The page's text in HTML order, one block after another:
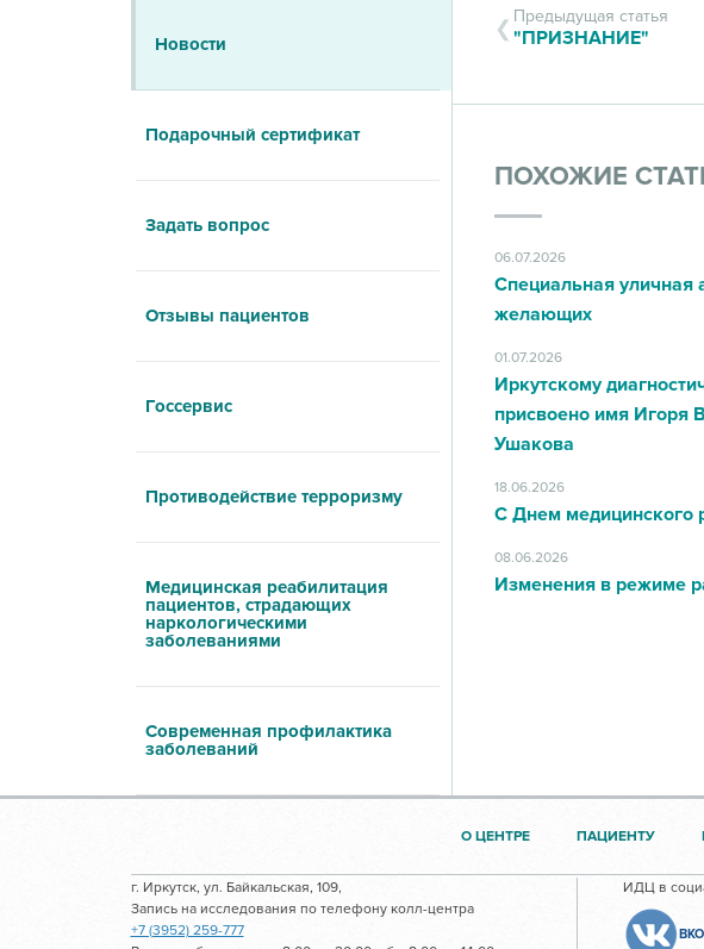
Новости
Подарочный сертификат
Задать вопрос
Отзывы пациентов
Госсервис
Противодействие терроризму
Медицинская реабилитация
пациентов, страдающих
наркологическими
заболеваниями
Современная профилактика
заболеваний
Предыдущая статья
"ПРИЗНАНИЕ"
ПОХОЖИЕ
06.07.2026
Специальная уличная
желающих
01.07.2026
Иркутскому
присвоено имя Игоря
Ушакова
18.06.2026
С Днем медицинского
08.06.2026
Изменения в режиме
О ЦЕНТРЕ ПАЦИЕНТУ
г. Иркутск, ул. Байкальская, 109,
Запись на исследования по телефону колл-центра
+7 (3952) 259-777
ИДЦ в